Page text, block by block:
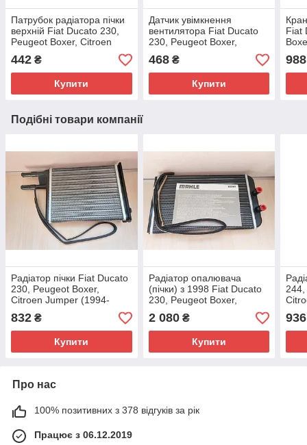
Патрубок радіатора пічки
верхній Fiat Ducato 230,
Peugeot Boxer, Citroen
Jumper (1998-2002),
46722705, 6466H3
442 ₴
Купити
Датчик увімкнення
вентилятора Fiat Ducato
230, Peugeot Boxer,
Citroen Jumper (1994-
2002), 7738581, 126433
468₴
Купити
Fiat
988
Подібні товари компанії
Радіатор пічки Fiat Ducato
230, Peugeot Boxer,
Citroen Jumper (1994-
6448F9
832 ₴
Купити
Радіатор опалювача
(пічки) з 1998 Fiat Ducato
230, Peugeot Boxer,
2002), 46722710, 6448H8
2 080₴
Купити
936
Про нас
100% позитивних з 378 відгуків за рік
Працює з 06.12.2019